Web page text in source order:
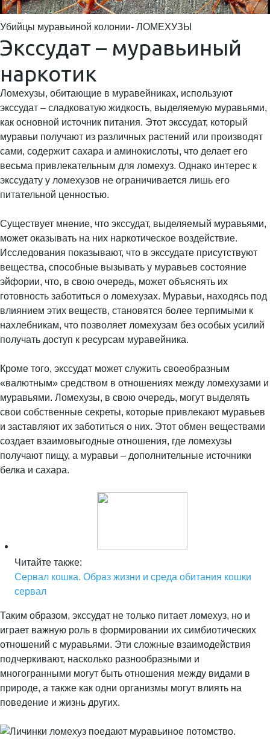
Убийцы муравьиной колонии- ЛОМЕХУЗЫ
Экссудат – муравьиный
наркотик
Ломехузы, обитающие в муравейниках, используют
экссудат – сладковатую жидкость, выделяемую муравьями,
как основной источник питания. Этот экссудат, который
муравьи получают из различных растений или производят
сами, содержит сахара и аминокислоты, что делает его
весьма привлекательным для ломехуз. Однако интерес к
экссудату у ломехузов не ограничивается лишь его
питательной ценностью.
Существует мнение, что экссудат, выделяемый муравьями,
может оказывать на них наркотическое воздействие.
Исследования показывают, что в экссудате присутствуют
вещества, способные вызывать у муравьев состояние
эйфории, что, в свою очередь, может объяснять их
готовность заботиться о ломехузах. Муравьи, находясь под
влиянием этих веществ, становятся более терпимыми к
нахлебникам, что позволяет ломехузам без особых усилий
получать доступ к ресурсам муравейника.
Кроме того, экссудат может служить своеобразным
«валютным» средством в отношениях между ломехузами и
муравьями. Ломехузы, в свою очередь, могут выделять
свои собственные секреты, которые привлекают муравьев
и заставляют их заботиться о них. Этот обмен веществами
создает взаимовыгодные отношения, где ломехузы
получают пищу, а муравьи – дополнительные источники
белка и сахара.
Читайте также:
Сервал кошка. Образ жизни и среда обитания кошки
сервал
Таким образом, экссудат не только питает ломехуз, но и
играет важную роль в формировании их симбиотических
отношений с муравьями. Эти сложные взаимодействия
подчеркивают, насколько разнообразными и
многогранными могут быть отношения между видами в
природе, а также как одни организмы могут влиять на
поведение и жизнь других.